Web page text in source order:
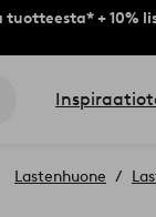
tuotteesta* + 10%
Lastenhuone